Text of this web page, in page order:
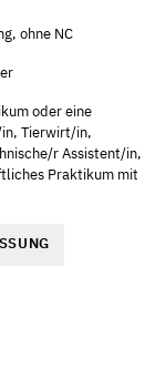
ohne NC
oder eine
Tierwirt/in,
r Assistent/in,
Praktikum mit